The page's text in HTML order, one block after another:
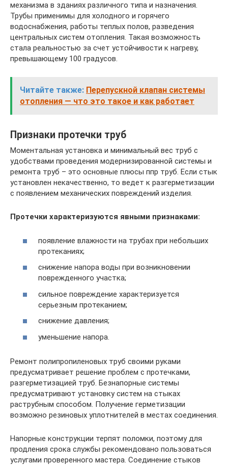
механизма в зданиях различного типа и назначения.
Трубы применимы для холодного и горячего
водоснабжения, работы теплых полов, разведения
центральных систем отопления. Такая возможность
стала реальностью за счет устойчивости к нагреву,
превышающему 100 градусов.
Читайте также: Перепускной клапан системы
отопления — что это такое и как работает
Признаки протечки труб
Моментальная установка и минимальный вес труб с
удобствами проведения модернизированной системы и
ремонта труб – это основные плюсы ппр труб. Если стык
установлен некачественно, то ведет к разгерметизации
с появлением механических повреждений изделия.
Протечки характеризуются явными признаками:
появление влажности на трубах при небольших
протеканиях;
снижение напора воды при возникновении
поврежденного участка;
сильное повреждение характеризуется
серьезным протеканием;
снижение давления;
уменьшение напора.
Ремонт полипропиленовых труб своими руками
предусматривает решение проблем с протечками,
разгерметизацией труб. Безнапорные системы
предусматривают установку систем на стыках
раструбным способом. Получение герметизации
возможно резиновых уплотнителей в местах соединения.
Напорные конструкции терпят поломки, поэтому для
продления срока службы рекомендовано пользоваться
услугами проверенного мастера. Соединение стыков